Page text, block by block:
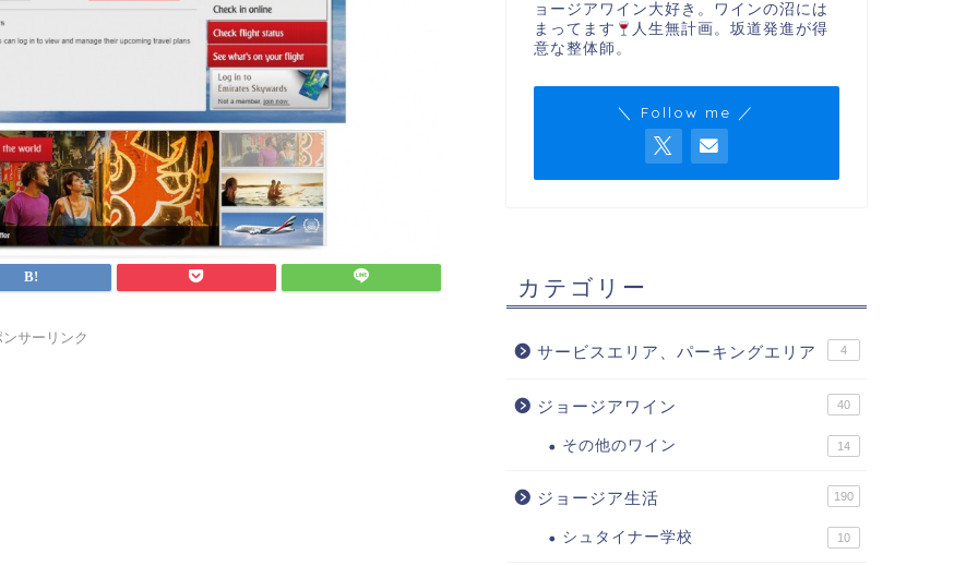
サーリンク
ョージアワイン大好き。ワインの沼には
まってます
人生無計画。坂道発進が得
意な整体師。
＼ Follow me ／
カテゴリー
サービスエリア、パーキングエリア 4
ジョージアワイン 40
その他のワイン 14
ジョージア生活 190
シュタイナー学校 10